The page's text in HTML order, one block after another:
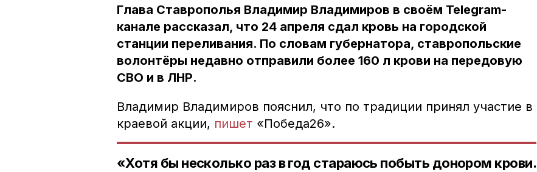
Глава Ставрополья Владимир Владимиров в своём Telegram-
канале рассказал, что 24 апреля сдал кровь на городской
станции переливания. По словам губернатора, ставропольские
волонтёры недавно отправили более 160 л крови на передовую
СВО и в ЛНР.
Владимир Владимиров пояснил, что по традиции принял участие в
краевой акции, пишет «Победа26».
«Хотя бы несколько раз в год стараюсь побыть донором крови.